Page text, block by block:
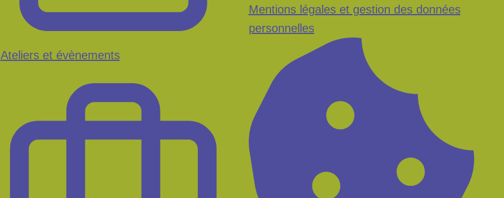
Ateliers et évènements
Mentions légales et gestion des données
personnelles